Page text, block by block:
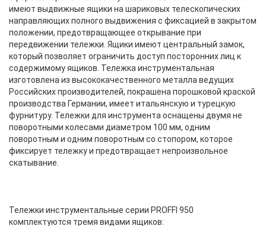
имеют выдвижные ящики на шариковых телескопических
направляющих полного выдвижения с фиксацией в закрытом
положении, предотвращающее открывание при
передвижении тележки. Ящики имеют центральный замок,
который позволяет ограничить доступ посторонних лиц к
содержимому ящиков. Тележка инструментальная
изготовлена из высококачественного металла ведущих
Российских производителей, покрашена порошковой краской
производства Германии, имеет итальянскую и турецкую
фурнитуру. Тележки для инструмента оснащены двумя не
поворотными колесами диаметром 100 мм, одним
поворотным и одним поворотным со стопором, которое
фиксирует тележку и предотвращает непроизвольное
скатывание.
Тележки инструментальные серии PROFFI 950
комплектуются тремя видами ящиков: